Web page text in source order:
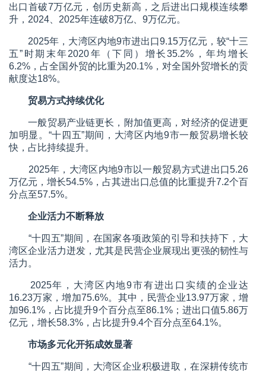
出口首破7万亿元，创历史新高，之后进出口规模连续攀
升，2024、2025年连破8万亿、9万亿元。
2025年，大湾区内地9市进出口9.15万亿元，较“十三
五”时期末年2020年（下同）增长35.2%，年均增长
6.2%，占全国外贸的比重为20.1%，对全国外贸增长的贡
献度达18%。
贸易方式持续优化
一般贸易产业链更长，附加值更高，对经济的促进更
加明显。“十四五”期间，大湾区内地9市一般贸易增长较
快，占比持续提升。
2025年，大湾区内地9市以一般贸易方式进出口5.26
万亿元，增长54.5%，占其进出口总值的比重提升7.2个百
分点至57.5%。
企业活力不断释放
“十四五”期间，在国家各项政策的引导和扶持下，大
湾区企业活力迸发，尤其是民营企业展现出更强的韧性与
活力。
2025年，大湾区内地9市有进出口实绩的企业达
16.23万家，增加75.6%。其中，民营企业13.97万家，增
加96.1%，占比提升9个百分点至86.1%；进出口值5.86万
亿元，增长58.3%，占比提升9.4个百分点至64.1%。
市场多元化开拓成效显著
“十四五”期间，大湾区企业积极进取，在深耕传统市